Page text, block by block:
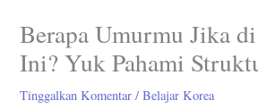
Berapa Umurmu Jika
Ini? Yuk Pahami
Tinggalkan Komentar /Belajar Korea